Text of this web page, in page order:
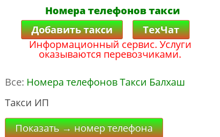
Номера телефонов такси
Добавить такси
ТехЧат
Информационный сервис. Услуги
оказываются перевозчиками.
Все: Номера телефонов Такси Балхаш
Такси ИП
Показать → номер телефона